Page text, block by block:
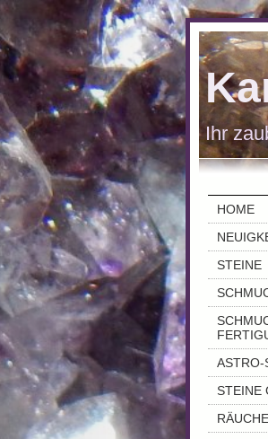
Ihr
HOME
STEINE
ASTRO-
STEINE